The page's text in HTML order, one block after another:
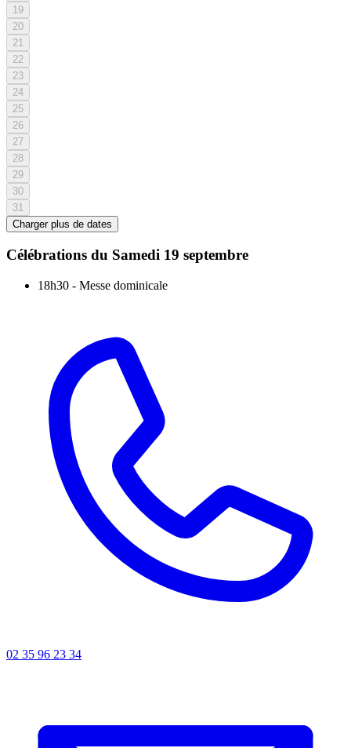
19
20
21
22
23
24
25
26
27
28
29
30
31
Charger plus de dates
Célébrations du Samedi 19 septembre
18h30 - Messe dominicale
02 35 96 23 34